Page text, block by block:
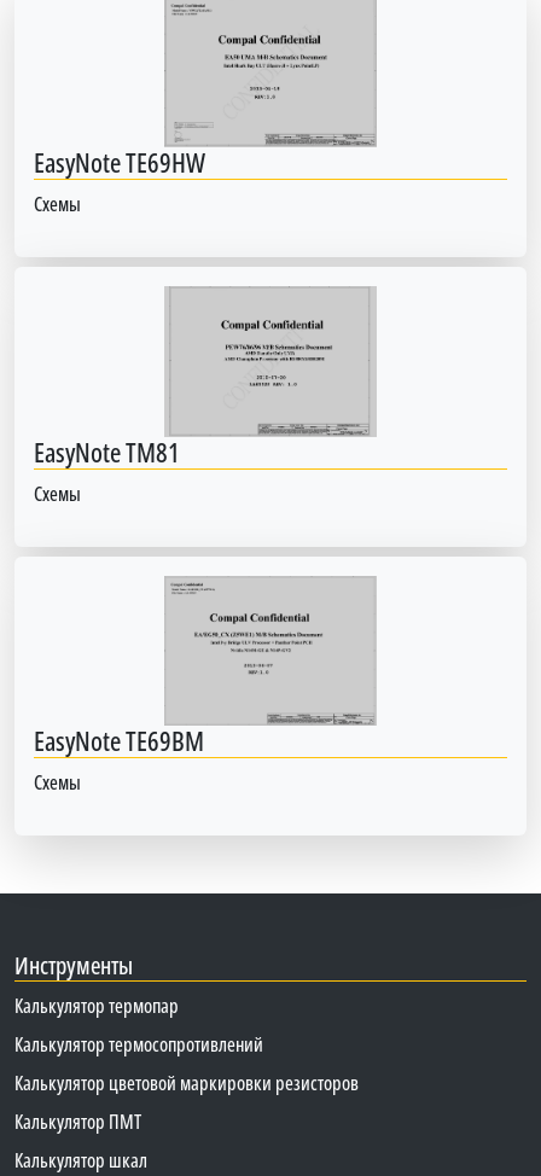
EasyNote TE69HW
Схемы
EasyNote TM81
Схемы
EasyNote TE69BM
Схемы
Инструменты
Калькулятор термопар
Калькулятор термосопротивлений
Калькулятор цветовой маркировки резисторов
Калькулятор ПМТ
Калькулятор шкал